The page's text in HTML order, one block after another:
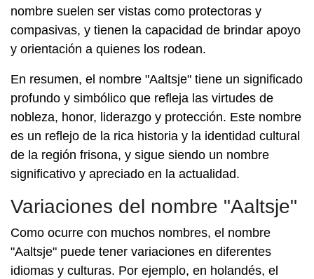
nombre suelen ser vistas como protectoras y
compasivas, y tienen la capacidad de brindar apoyo
y orientación a quienes los rodean.
En resumen, el nombre "Aaltsje" tiene un significado
profundo y simbólico que refleja las virtudes de
nobleza, honor, liderazgo y protección. Este nombre
es un reflejo de la rica historia y la identidad cultural
de la región frisona, y sigue siendo un nombre
significativo y apreciado en la actualidad.
Variaciones del nombre "Aaltsje"
Como ocurre con muchos nombres, el nombre
"Aaltsje" puede tener variaciones en diferentes
idiomas y culturas. Por ejemplo, en holandés, el